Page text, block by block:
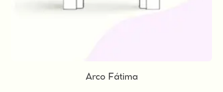
Arco Fátima